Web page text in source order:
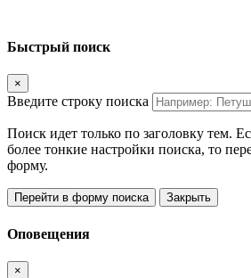
Быстрый поиск
×
Введите строку поиска
Поиск идет только по заголовку тем.
более тонкие настройки поиска, то
форму.
Перейти в форму поиска Закрыть
Оповещения
×